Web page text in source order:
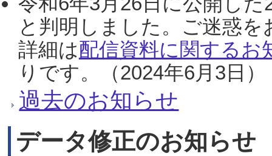
と判明しました。ご迷惑
詳細は配信資料に関するお
りです。（2024年6月3日）
過去のお知らせ
データ修正のお知らせ